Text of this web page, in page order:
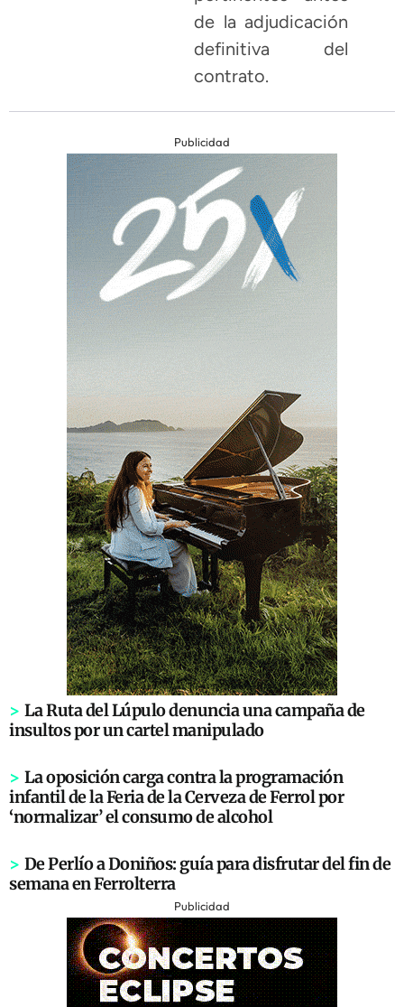
de la adjudicación
definitiva del
contrato.
Publicidad
> La Ruta del Lúpulo denuncia una campaña de
insultos por un cartel manipulado
> La oposición carga contra la programación
infantil de la Feria de la Cerveza de Ferrol por
‘normalizar’ el consumo de alcohol
> De Perlío a Doniños: guía para disfrutar del fin de
semana en Ferrolterra
Publicidad